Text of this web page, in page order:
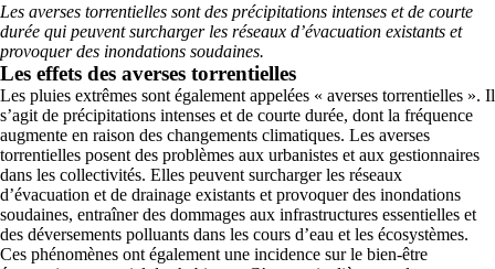
Les averses torrentielles sont des précipitations intenses et de courte
durée qui peuvent surcharger les réseaux d’évacuation existants et
provoquer des inondations soudaines.
Les effets des averses torrentielles
Les pluies extrêmes sont également appelées « averses torrentielles ». Il
s’agit de précipitations intenses et de courte durée, dont la fréquence
augmente en raison des changements climatiques. Les averses
torrentielles posent des problèmes aux urbanistes et aux gestionnaires
dans les collectivités. Elles peuvent surcharger les réseaux
d’évacuation et de drainage existants et provoquer des inondations
soudaines, entraîner des dommages aux infrastructures essentielles et
des déversements polluants dans les cours d’eau et les écosystèmes.
Ces phénomènes ont également une incidence sur le bien-être